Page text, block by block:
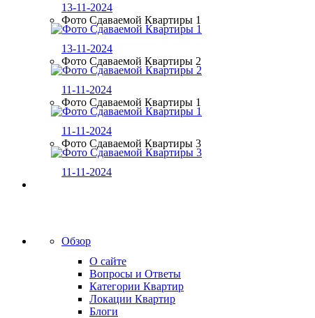
13-11-2024
Фото Сдаваемой Квартиры 1
13-11-2024
Фото Сдаваемой Квартиры 2
11-11-2024
Фото Сдаваемой Квартиры 1
11-11-2024
Фото Сдаваемой Квартиры 3
11-11-2024
Обзор
О сайте
Вопросы и Ответы
Категории Квартир
Локации Квартир
Блоги